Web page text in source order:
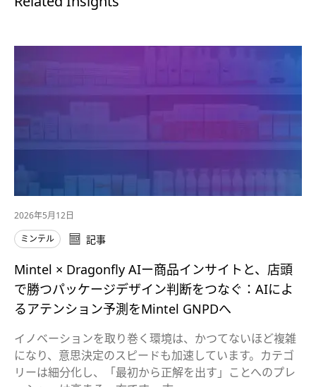
2026年5月12日
ミンテル
記事
Mintel × Dragonfly AIー商品インサイトと、店頭
で勝つパッケージデザイン判断をつなぐ：AIによ
るアテンション予測をMintel GNPDへ
イノベーションを取り巻く環境は、かつてないほど複雑
になり、意思決定のスピードも加速しています。カテゴ
リーは細分化し、「最初から正解を出す」ことへのプレ